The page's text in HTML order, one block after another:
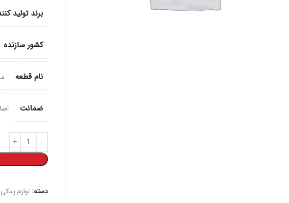
برند تولید
کشور سازنده
نام قطعه
ضمانت
دسته: لوازم یدکی